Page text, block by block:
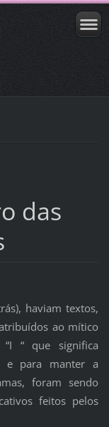
das
haviam textos,
ao mítico
“ que significa
e para manter a
foram sendo
feitos pelos